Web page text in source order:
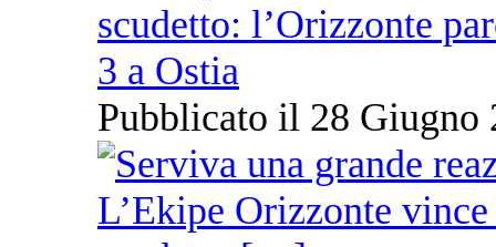
scudetto: l’Orizzonte
3 a Ostia
Pubblicato il 28 Giugno